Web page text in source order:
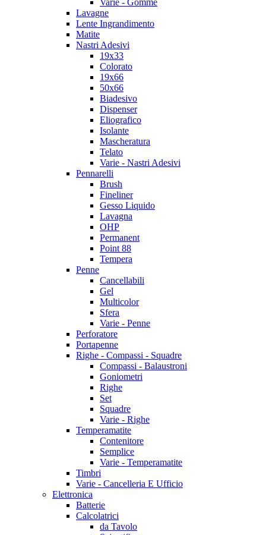
Varie - Gomme
Lavagne
Lente Ingrandimento
Matite
Nastri Adesivi
19x33
Colorato
19x66
50x66
Biadesivo
Dispenser
Eliografico
Isolante
Mascheratura
Telato
Varie - Nastri Adesivi
Pennarelli
Brush
Fineliner
Gesso Liquido
Lavagna
OHP
Permanent
Point 88
Tempera
Penne
Cancellabili
Gel
Multicolor
Sfera
Varie - Penne
Perforatore
Portapenne
Righe - Compassi - Squadre
Compassi - Balaustroni
Goniometri
Righe
Set
Squadre
Varie - Righe
Temperamatite
Contenitore
Semplice
Varie - Temperamatite
Timbri
Varie - Cancelleria E Ufficio
Elettronica
Batterie
Calcolatrici
da Tavolo